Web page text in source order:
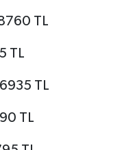
TL
TL
TL
TL